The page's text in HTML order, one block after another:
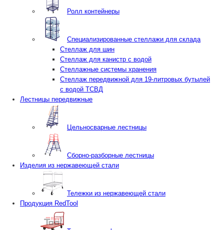
Ролл контейнеры
Специализированные стеллажи для склада
Стеллаж для шин
Стеллаж для канистр с водой
Стеллажные системы хранения
Стеллаж передвижной для 19-литровых бутылей
с водой ТСВД
Лестницы передвижные
Цельносварные лестницы
Сборно-разборные лестницы
Изделия из нержавеющей стали
Тележки из нержавеющей стали
Продукция RedTool